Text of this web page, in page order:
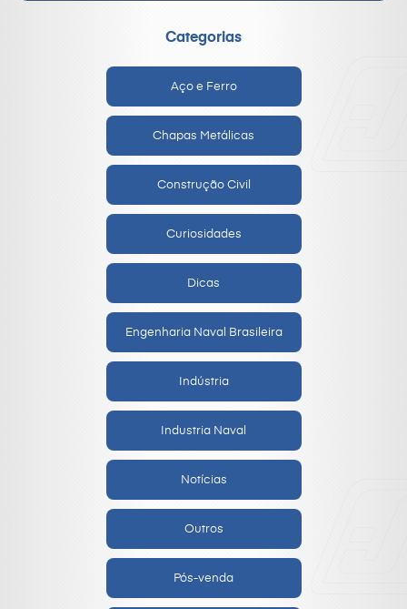
Categorias
Aço e Ferro
Chapas Metálicas
Construção Civil
Curiosidades
Dicas
Engenharia Naval Brasileira
Indústria
Industria Naval
Notícias
Outros
Pós-venda